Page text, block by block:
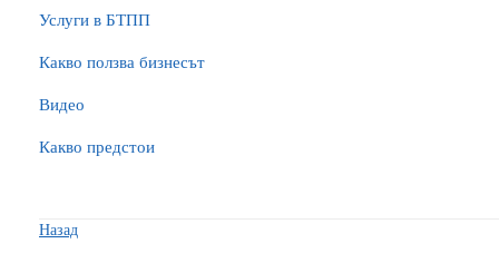
Услуги в БТПП
Какво ползва бизнесът
Видео
Какво предстои
Назад